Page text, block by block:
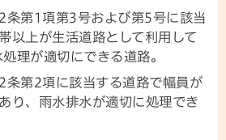
条第1項第3号および第5号に該当
以上が生活道路として利用して
理が適切にできる道路。
条第2項に該当する道路で幅員が
り、雨水排水が適切に処理でき